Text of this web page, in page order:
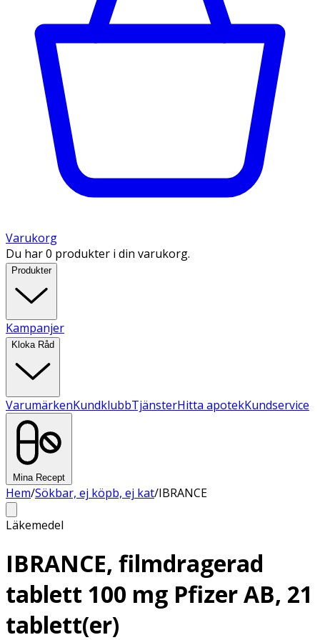
Varukorg
Du har 0 produkter i din varukorg.
Produkter
Kampanjer
Kloka Råd
VarumärkenKundklubbTjänsterHitta apotekKundservice
Mina Recept
Hem/Sökbar, ej köpb, ej kat/IBRANCE
Läkemedel
IBRANCE, filmdragerad
tablett 100 mg Pfizer AB, 21
tablett(er)